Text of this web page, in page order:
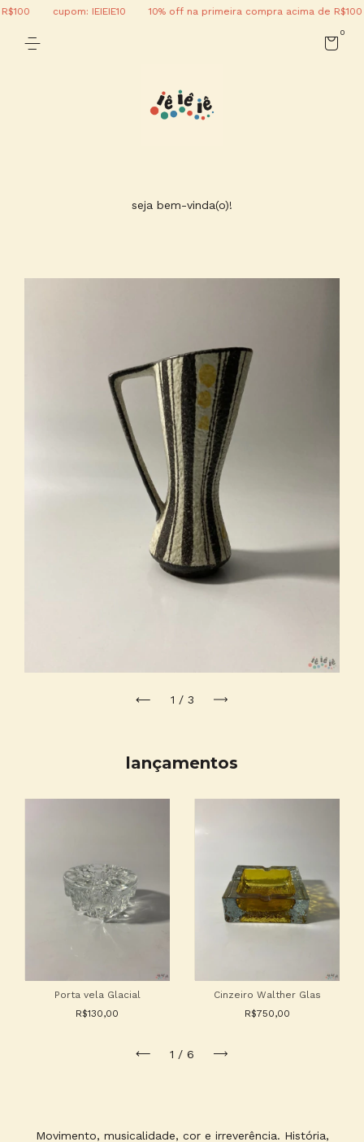
IEIEIE10 10% off na primeira compra acima de R$100
0
seja bem-vinda(o)!
1 / 3
lançamentos
Porta vela Glacial
R$130,00
Cinzeiro Walther Glas
R$750,00
1 / 6
Movimento, musicalidade, cor e irreverência. História,